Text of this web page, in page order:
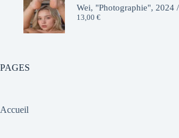
10,00 €.
7,00 €.
Wei, "Photographie", 2024
13,00 €
PAGES
Accueil